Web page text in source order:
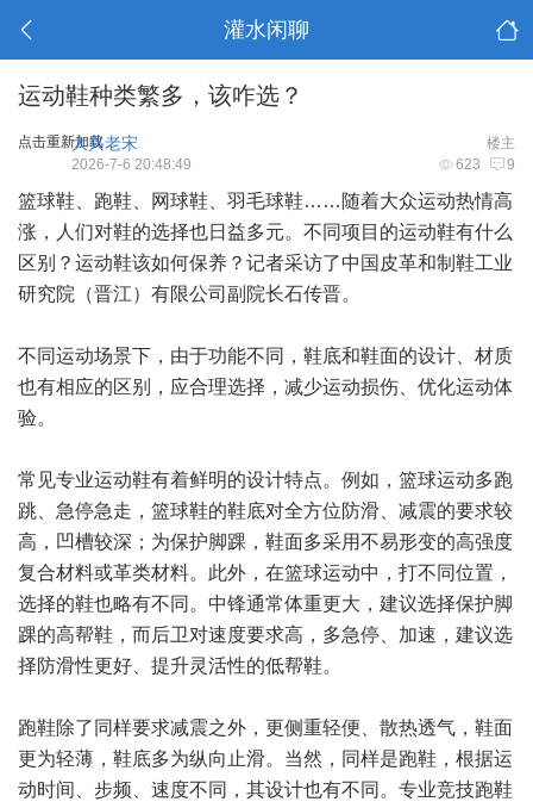
灌水闲聊
运动鞋种类繁多，该咋选？
点击重新加载 楼主
大兴老宋
623 9
2026-7-6 20:48:49
篮球鞋、跑鞋、网球鞋、羽毛球鞋……随着大众运动热情高
涨，人们对鞋的选择也日益多元。不同项目的运动鞋有什么
区别？运动鞋该如何保养？记者采访了中国皮革和制鞋工业
研究院（晋江）有限公司副院长石传晋。
不同运动场景下，由于功能不同，鞋底和鞋面的设计、材质
也有相应的区别，应合理选择，减少运动损伤、优化运动体
验。
常见专业运动鞋有着鲜明的设计特点。例如，篮球运动多跑
跳、急停急走，篮球鞋的鞋底对全方位防滑、减震的要求较
高，凹槽较深；为保护脚踝，鞋面多采用不易形变的高强度
复合材料或革类材料。此外，在篮球运动中，打不同位置，
选择的鞋也略有不同。中锋通常体重更大，建议选择保护脚
踝的高帮鞋，而后卫对速度要求高，多急停、加速，建议选
择防滑性更好、提升灵活性的低帮鞋。
跑鞋除了同样要求减震之外，更侧重轻便、散热透气，鞋面
更为轻薄，鞋底多为纵向止滑。当然，同样是跑鞋，根据运
动时间、步频、速度不同，其设计也有不同。专业竞技跑鞋